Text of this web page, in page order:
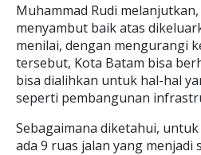
Muhammad Rudi
menyambut baik atas
menilai, dengan mengurangi
tersebut, Kota Batam bisa
bisa dialihkan untuk hal-hal
seperti pembangunan
Sebagaimana diketahui,
ada 9 ruas jalan yang menjadi